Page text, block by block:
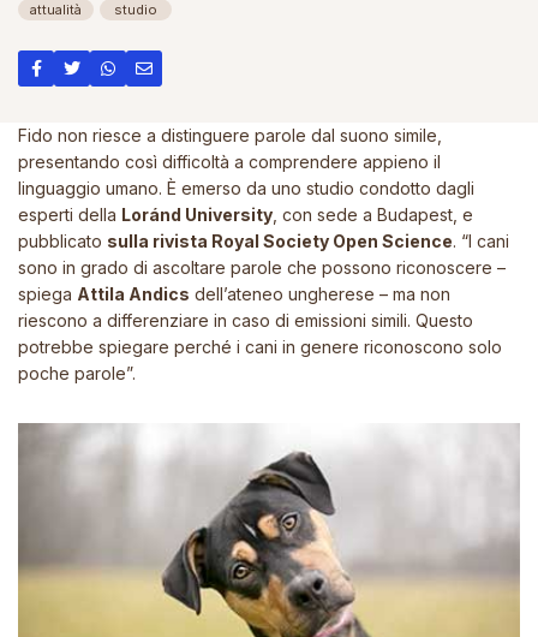
attualità studio
Fido non riesce a distinguere parole dal suono simile,
presentando così difficoltà a comprendere appieno il
linguaggio umano. È emerso da uno studio condotto dagli
esperti della Loránd University , con sede a Budapest, e
pubblicato sulla rivista Royal Society Open Science. “I cani
sono in grado di ascoltare parole che possono riconoscere –
spiega Attila Andics dell’ateneo ungherese – ma non
riescono a differenziare in caso di emissioni simili. Questo
potrebbe spiegare perché i cani in genere riconoscono solo
poche parole”.